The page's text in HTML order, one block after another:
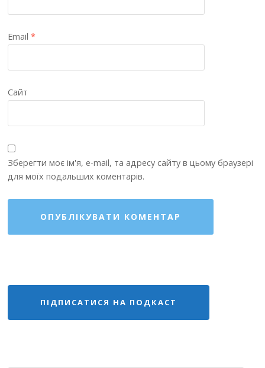
Email*
Сайт
Зберегти моє ім'я, e-mail, та адресу сайту в цьому браузері
для моїх подальших коментарів.
ПІДПИСАТИСЯ НА ПОДКАСТ